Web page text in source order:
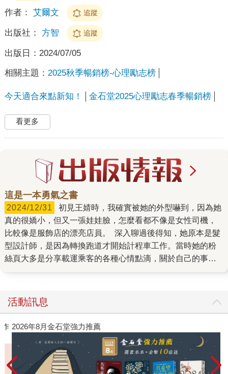
作者： 艾爾文 追蹤
出版社： 方智 追蹤
出版日： 2024/07/05
相關主題： 2025秋季暢銷榜-心理勵志榜
今天適合來點新知！ 金石堂2025心理勵志春季暢銷榜
看更多
這是一本勇氣之書
2024/12/31
真的很嬌小，但又一張娃娃臉，怎麼看都不像是女性司機，
比較像是服飾店的漂亮店員。 深入聊過後得知，她原本是髮
型設計師，是因為轉換跑道才開始計程車工作。當時她的粉
絲頁大多是分享載運乘客的各種心情點滴，關於自己的事談
要了解作者的背景。沒想到她大方說著病程，提到是因為不
能一直關在家裡，覺得自己還是需要面對人群，情緒才會好
轉，所以選擇能接觸到人，但可以不用講太多話的工作。剛
好她也喜歡開車，再加上同學牽線，就這樣成為了女性司
機。 我們聊著聊著，覺得能分享的事很多，就這樣定下了出
版合約，並約定好半年後截稿，到時再來討論宣傳等事宜。
活動訊息
2026年8月金石堂強力推薦